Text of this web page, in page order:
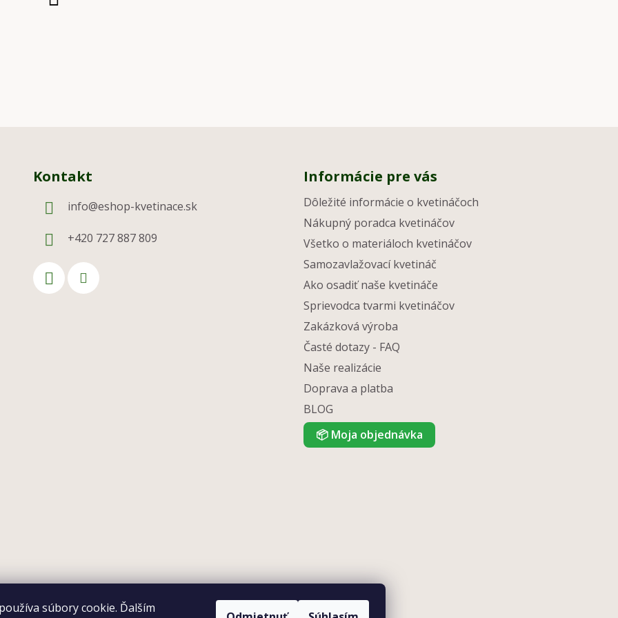
súbory cookie. Ďalším
Kontakt
info@eshop-kvetinace.sk
+420 727 887 809
Informácie pre vás
Dôležité informácie o kvetináčoch
Nákupný poradca kvetináčov
Všetko o materiáloch kvetináčov
Samozavlažovací kvetináč
Ako osadiť naše kvetináče
Sprievodca tvarmi kvetináčov
Zakázková výroba
Časté dotazy - FAQ
Naše realizácie
Doprava a platba
BLOG
📦 Moja objednávka